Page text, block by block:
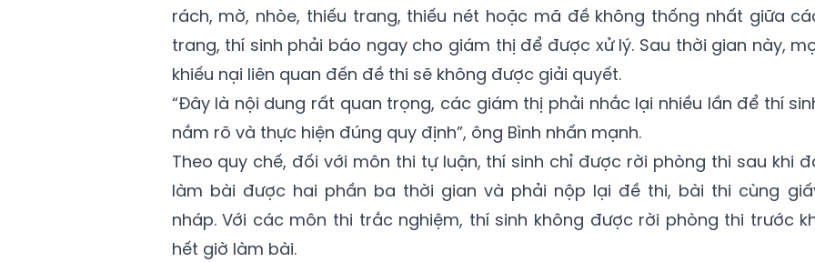
rách, mờ, nhòe, thiếu trang, thiếu nét hoặc mã đề không thống nhất giữa
trang, thí sinh phải báo ngay cho giám thị để được xử lý. Sau thời gian này,
khiếu nại liên quan đến đề thi sẽ không được giải quyết.
“Đây là nội dung rất quan trọng, các giám thị phải nhắc lại nhiều lần để thí
nắm rõ và thực hiện đúng quy định”, ông Bình nhấn mạnh.
Theo quy chế, đối với môn thi tự luận, thí sinh chỉ được rời phòng thi sau khi
làm bài được hai phần ba thời gian và phải nộp lại đề thi, bài thi cùng
nháp. Với các môn thi trắc nghiệm, thí sinh không được rời phòng thi trước
hết giờ làm bài.